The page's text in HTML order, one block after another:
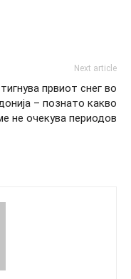
Next article
првиот снег во
– познато какво
не очекува периодов